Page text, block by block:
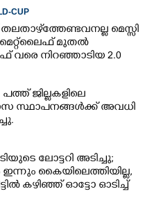
CUP
തലതാഴ്‌ത്തേണ്ടവനല്ല മെസ്സി
മെറ്റ്‌ലൈഫ് മുതല്‍
വരെ നിറഞ്ഞാടിയ 2.0
ജില്ലകളിലെ
സ്ഥാപനങ്ങൾക്ക് അവധി
ലോട്ടറി അടിച്ചു;
ഇന്നും കൈയിലെത്തിയില്ല,
കഴിഞ്ഞ് ഓട്ടോ ഓടിച്ച്